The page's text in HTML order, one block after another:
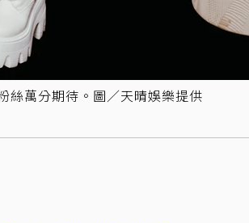
絲萬分期待。圖／天晴娛樂提供